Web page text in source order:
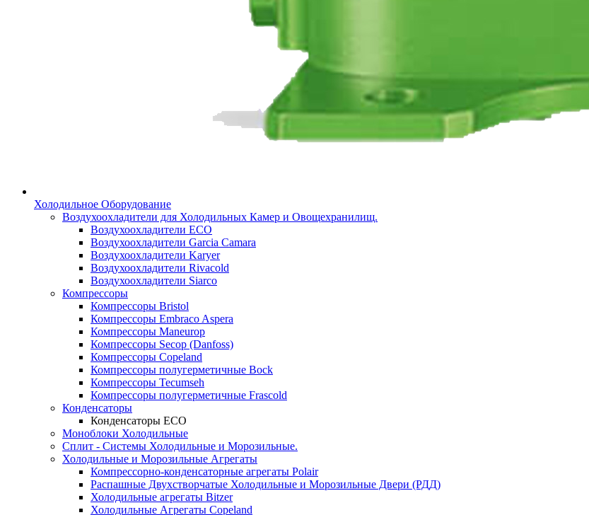
Холодильное Оборудование
Воздухоохладители для Холодильных Камер и Овощехранилищ.
Воздухоохладители ECO
Воздухоохладители Garcia Camara
Воздухоохладители Karyer
Воздухоохладители Rivacold
Воздухоохладители Siarco
Компрессоры
Компрессоры Bristol
Компрессоры Embraco Aspera
Компрессоры Maneurop
Компрессоры Secop (Danfoss)
Компрессоры Copeland
Компрессоры полугерметичные Bock
Компрессоры Tecumseh
Компрессоры полугерметичные Frascold
Конденсаторы
Конденсаторы ECO
Моноблоки Холодильные
Сплит - Системы Холодильные и Морозильные.
Холодильные и Морозильные Агрегаты
Компрессорно-конденсаторные агрегаты Polair
Распашные Двухстворчатые Холодильные и Морозильные Двери (РДД)
Холодильные агрегаты Bitzer
Холодильные Агрегаты Copeland